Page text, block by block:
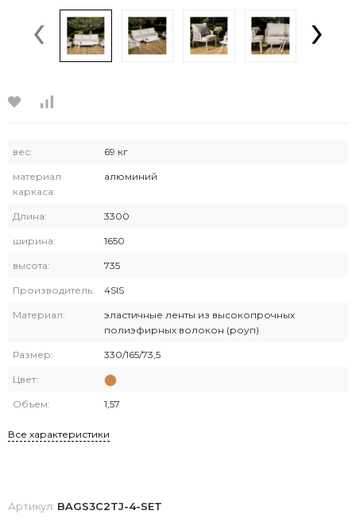
‹ ›
вес: 69 кг
материал
каркаса:
алюминий
Длина: 3300
ширина: 1650
высота: 735
Производитель: 4SIS
Материал:
эластичные ленты из высокопрочных
полиэфирных волокон (роуп)
Размер: 330/165/73,5
Цвет:
Объем: 1,57
Все характеристики
Артикул: BAGS3C2TJ-4-SET